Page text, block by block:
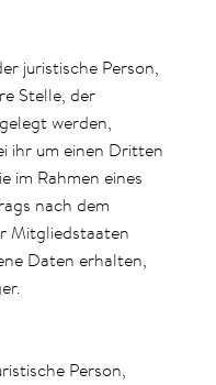
juristische Person,
Stelle, der
werden,
ihr um einen Dritten
im Rahmen eines
nach dem
Mitgliedstaaten
Daten erhalten,
Person,